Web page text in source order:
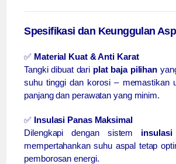
Spesifikasi dan Keunggulan
✅ Material Kuat & Anti Karat
Tangki dibuat dari plat baja pilihan
suhu tinggi dan korosi – memastikan
panjang dan perawatan yang minim.
✅ Insulasi Panas Maksimal
Dilengkapi dengan sistem
mempertahankan suhu aspal tetap
pemborosan energi.